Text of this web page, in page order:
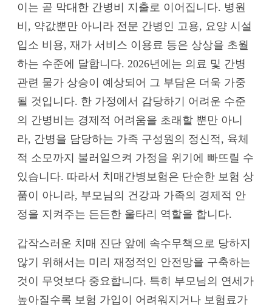
이는 곧 막대한 간병비 지출로 이어집니다. 병원
비, 약값뿐만 아니라 전문 간병인 고용, 요양 시설
입소 비용, 재가 서비스 이용료 등은 상상을 초월
하는 수준에 달합니다. 2026년에는 의료 및 간병
관련 물가 상승이 예상되어 그 부담은 더욱 가중
될 것입니다. 한 가정에서 감당하기 어려운 수준
의 간병비는 경제적 어려움을 초래할 뿐만 아니
라, 간병을 담당하는 가족 구성원의 정신적, 육체
적 소모까지 불러일으켜 가정을 위기에 빠뜨릴 수
있습니다. 따라서 치매간병보험은 단순한 보험 상
품이 아니라, 부모님의 건강과 가족의 경제적 안
정을 지켜주는 든든한 울타리 역할을 합니다.
갑작스러운 치매 진단 앞에 속수무책으로 당하지
않기 위해서는 미리 재정적인 안전망을 구축하는
것이 무엇보다 중요합니다. 특히 부모님의 연세가
높아질수록 보험 가입이 어려워지거나 보험료가